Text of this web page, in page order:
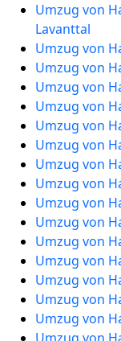
Umzug von
Lavanttal
Umzug von
Umzug von
Umzug von
Umzug von
Umzug von
Umzug von
Umzug von
Umzug von
Umzug von
Umzug von
Umzug von
Umzug von
Umzug von
Umzug von
Umzug von